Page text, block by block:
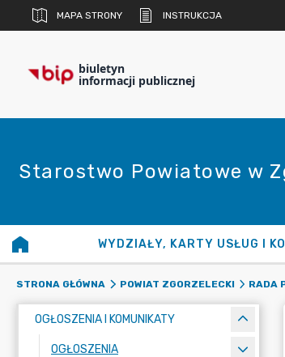
MAPA STRONY INSTRUKCJA
biuletyn
informacji publicznej
Starostwo Powiatowe w
WYDZIAŁY, KARTY USŁUG I
STRONA GŁÓWNA POWIAT ZGORZELECKI RADA
OGŁOSZENIA I KOMUNIKATY
OGŁOSZENIA